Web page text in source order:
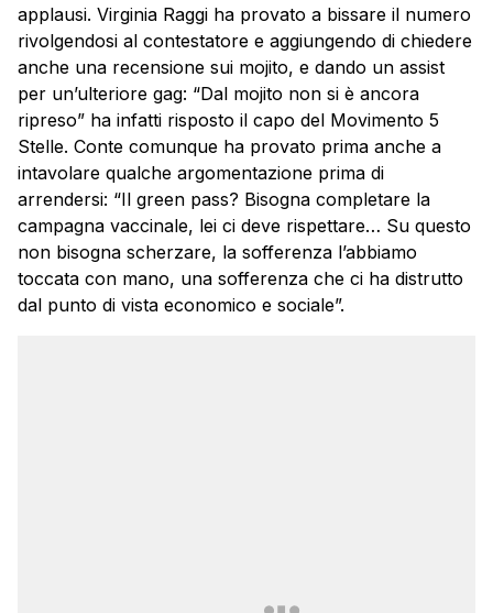
applausi. Virginia Raggi ha provato a bissare il numero
rivolgendosi al contestatore e aggiungendo di chiedere
anche una recensione sui mojito, e dando un assist
per un’ulteriore gag: “Dal mojito non si è ancora
ripreso” ha infatti risposto il capo del Movimento 5
Stelle. Conte comunque ha provato prima anche a
intavolare qualche argomentazione prima di
arrendersi: “Il green pass? Bisogna completare la
campagna vaccinale, lei ci deve rispettare… Su questo
non bisogna scherzare, la sofferenza l’abbiamo
toccata con mano, una sofferenza che ci ha distrutto
dal punto di vista economico e sociale”.